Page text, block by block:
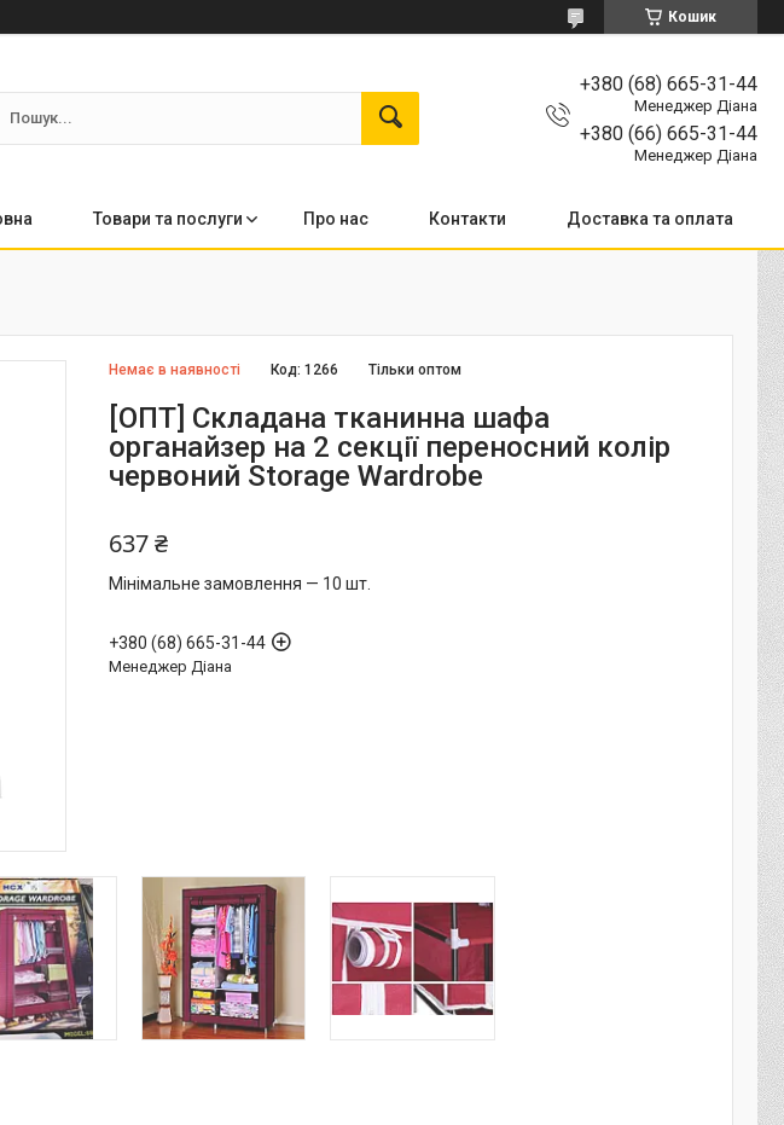
Кошик
+380 (68) 665-31-44
Менеджер Діана
+380 (66) 665-31-44
Менеджер Діана
Товари та послуги Про нас Контакти Доставка та оплата
Немає в наявності Тільки оптом
Код:1266
[ОПТ] Складана тканинна шафа
органайзер на 2 секції переносний колір
червоний Storage Wardrobe
637 ₴
Мінімальне замовлення — 10 шт.
+380 (68) 665-31-44
Менеджер Діана